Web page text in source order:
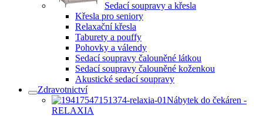
Sedací soupravy a křesla
Křesla pro seniory
Relaxační křesla
Taburety a pouffy
Pohovky a válendy
Sedací soupravy čalouněné látkou
Sedací soupravy čalouněné koženkou
Akustické sedací soupravy
Zdravotnictví
Nábytek do čekáren -
RELAXIA